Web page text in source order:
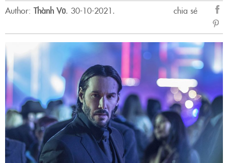
Author: Thành Vũ. 30-10-2021.
chia sẻ
sẻ